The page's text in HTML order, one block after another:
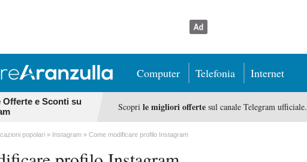
Computer Telefonia Internet
Offerte e Sconti su
Scopri le migliori offertesul canale Telegram ufficiale.
popolari Instagram Come modificare profilo Instagram